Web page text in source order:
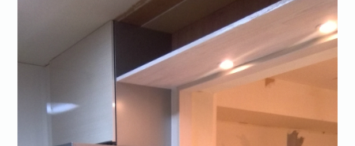
お問い合わせ·資料請求